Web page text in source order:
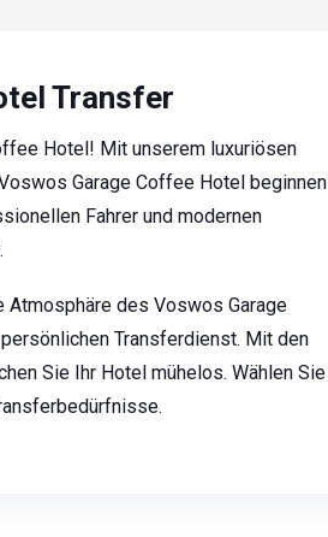
Transfer
Hotel! Mit unserem luxuriösen
Garage Coffee Hotel beginnen
Fahrer und modernen
Atmosphäre des Voswos Garage
Transferdienst. Mit den
Sie Ihr Hotel mühelos. Wählen Sie